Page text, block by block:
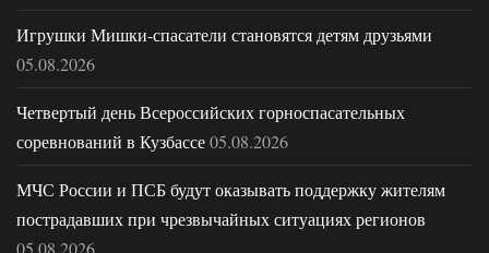
Игрушки Мишки-спасатели становятся детям друзьями
05.08.2026
Четвертый день Всероссийских горноспасательных
соревнований в Кузбассе05.08.2026
МЧС России и ПСБ будут оказывать поддержку жителям
пострадавших при чрезвычайных ситуациях регионов
05.08.2026